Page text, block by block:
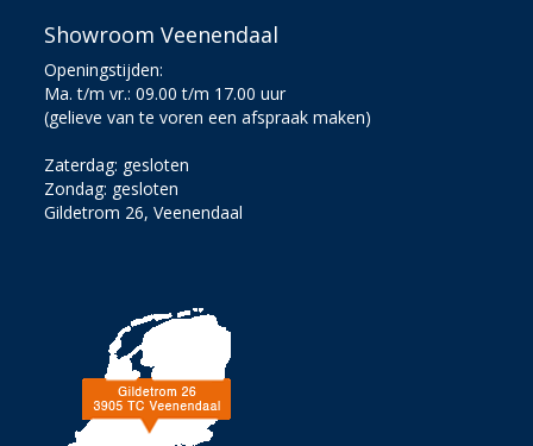
Showroom Veenendaal
Openingstijden:
Ma. t/m vr.: 09.00 t/m 17.00 uur
(gelieve van te voren een afspraak maken)
Zaterdag: gesloten
Zondag: gesloten
Gildetrom 26, Veenendaal